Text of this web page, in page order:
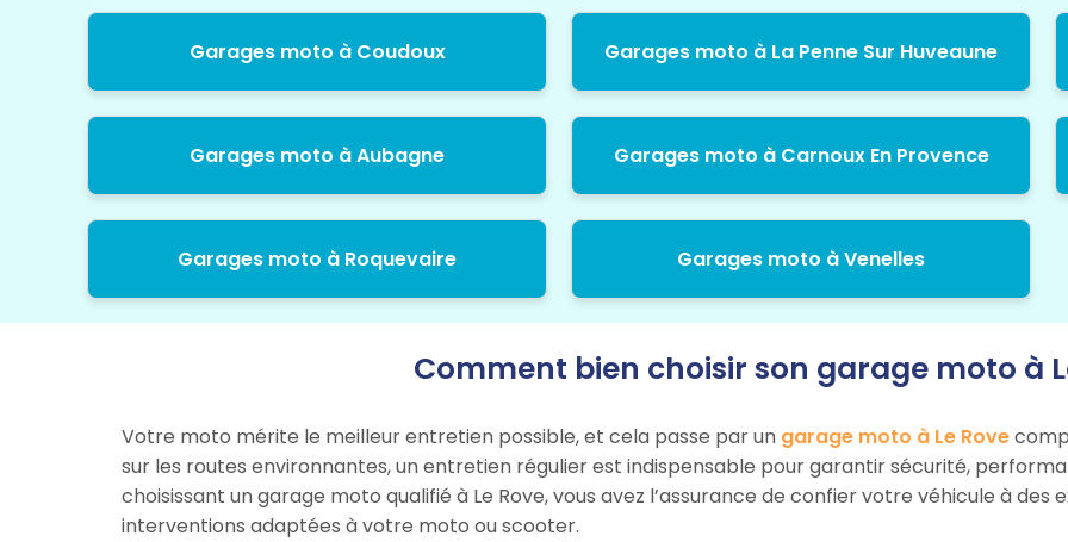
Garages moto à Coudoux Garages moto à La Penne Sur Huveaune
Garages moto à Aubagne Garages moto à Carnoux En Provence
Garages moto à Roquevaire Garages moto à Venelles
Comment bien choisir son garage moto à
Votre moto mérite le meilleur entretien possible, et cela passe par un garage moto à Le Rove
sur les routes environnantes, un entretien régulier est indispensable pour garantir sécurité,
choisissant un garage moto qualifié à Le Rove, vous avez l’assurance de confier votre véhicule à
interventions adaptées à votre moto ou scooter.